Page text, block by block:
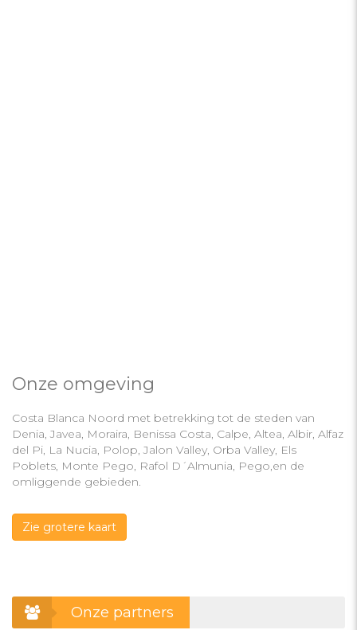
Onze omgeving
Costa Blanca Noord met betrekking tot de steden van
Denia, Javea, Moraira, Benissa Costa, Calpe, Altea, Albir, Alfaz
del Pi, La Nucia, Polop, Jalon Valley, Orba Valley, Els
Poblets, Monte Pego, Rafol D´Almunia, Pego,en de
omliggende gebieden.
Zie grotere kaart
Onze partners